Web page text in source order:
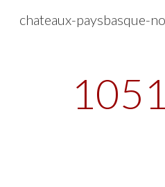
chateaux-paysbasque-
1051